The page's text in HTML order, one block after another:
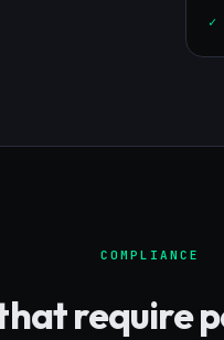
✓
COMPLIANCE
require